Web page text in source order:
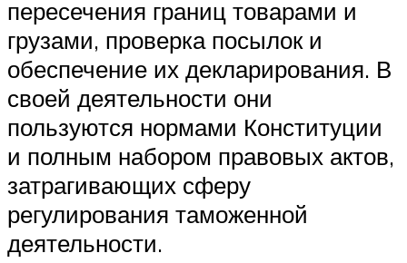
пересечения границ товарами и
грузами, проверка посылок и
обеспечение их декларирования. В
своей деятельности они
пользуются нормами Конституции
и полным набором правовых актов,
затрагивающих сферу
регулирования таможенной
деятельности.